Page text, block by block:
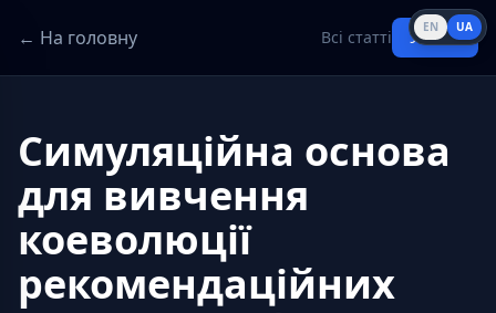
← На головну Всі статті Увійти
Симуляційна основа
для вивчення
коеволюції
рекомендаційних
EN UA